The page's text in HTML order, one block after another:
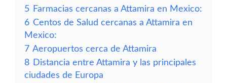
5 Farmacias cercanas a Attamira en Mexico:
6 Centos de Salud cercanas a Attamira en
Mexico:
7 Aeropuertos cerca de Attamira
8 Distancia entre Attamira y las principales
ciudades de Europa